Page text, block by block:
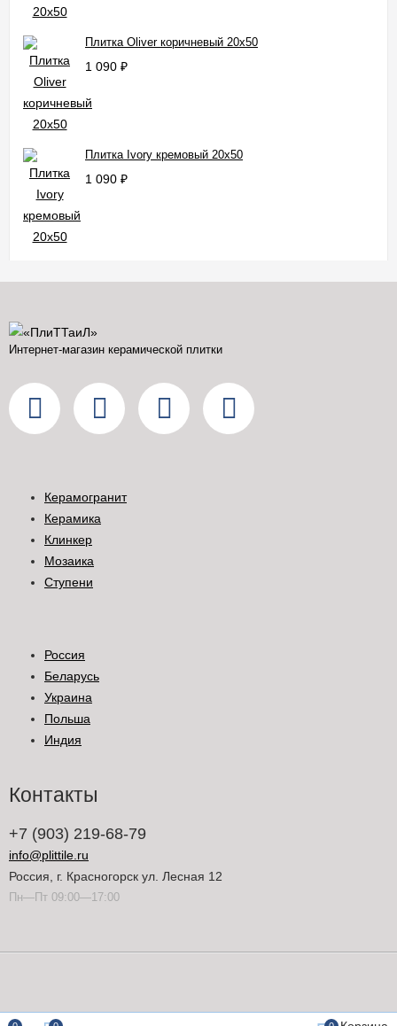
Плитка Oliver коричневый 20x50
1 090 ₽
Плитка Ivory кремовый 20x50
1 090 ₽
Интернет-магазин керамической плитки
Керамогранит
Керамика
Клинкер
Мозаика
Ступени
Россия
Беларусь
Украина
Польша
Индия
Контакты
+7 (903) 219-68-79
info@plittile.ru
Россия, г. Красногорск ул. Лесная 12
Пн—Пт 09:00—17:00